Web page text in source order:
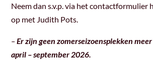
Neem dan s.v.p. via het contactformulier
op met Judith Pots.
–Er zijn geen zomerseizoensplekken
april – september 2026.